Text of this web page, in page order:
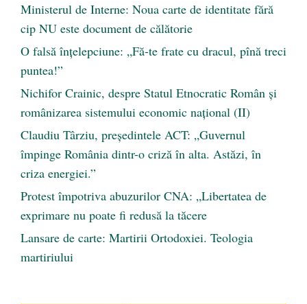
Ministerul de Interne: Noua carte de identitate fără
cip NU este document de călătorie
O falsă înțelepciune: „Fă-te frate cu dracul, pînă treci
puntea!”
Nichifor Crainic, despre Statul Etnocratic Român şi
românizarea sistemului economic naţional (II)
Claudiu Târziu, președintele ACT: „Guvernul
împinge România dintr-o criză în alta. Astăzi, în
criza energiei.”
Protest împotriva abuzurilor CNA: „Libertatea de
exprimare nu poate fi redusă la tăcere
Lansare de carte: Martirii Ortodoxiei. Teologia
martiriului